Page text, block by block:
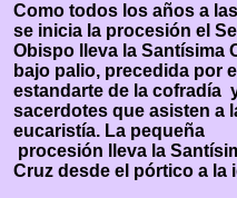
Como todos los años a
se inicia la procesión el
Obispo lleva la Santísima
bajo palio, precedida por el
estandarte de la cofradía
sacerdotes que asisten a
eucaristía. La pequeña
procesión lleva la
Cruz desde el pórtico a la